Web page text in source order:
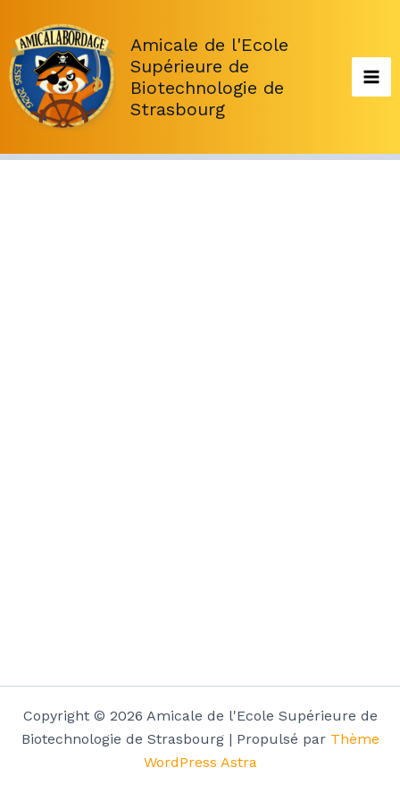
contenu
Amicale de l'Ecole
Supérieure de
Biotechnologie de
Strasbourg
Copyright © 2026 Amicale de l'Ecole Supérieure de
Biotechnologie de Strasbourg | Propulsé par Thème
WordPress Astra